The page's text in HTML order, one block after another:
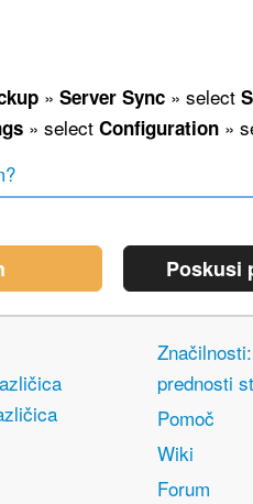
» Server Sync» select
» select Configuration»
Poskusi
prednosti
Pomoč
Wiki
Forum